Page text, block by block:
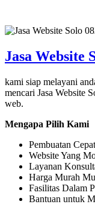
Jasa Website
kami siap melayani
mencari Jasa Website
web.
Mengapa Pilih Kami
Pembuatan
Website Yang
Layanan
Harga Murah
Fasilitas Dalam
Bantuan untuk